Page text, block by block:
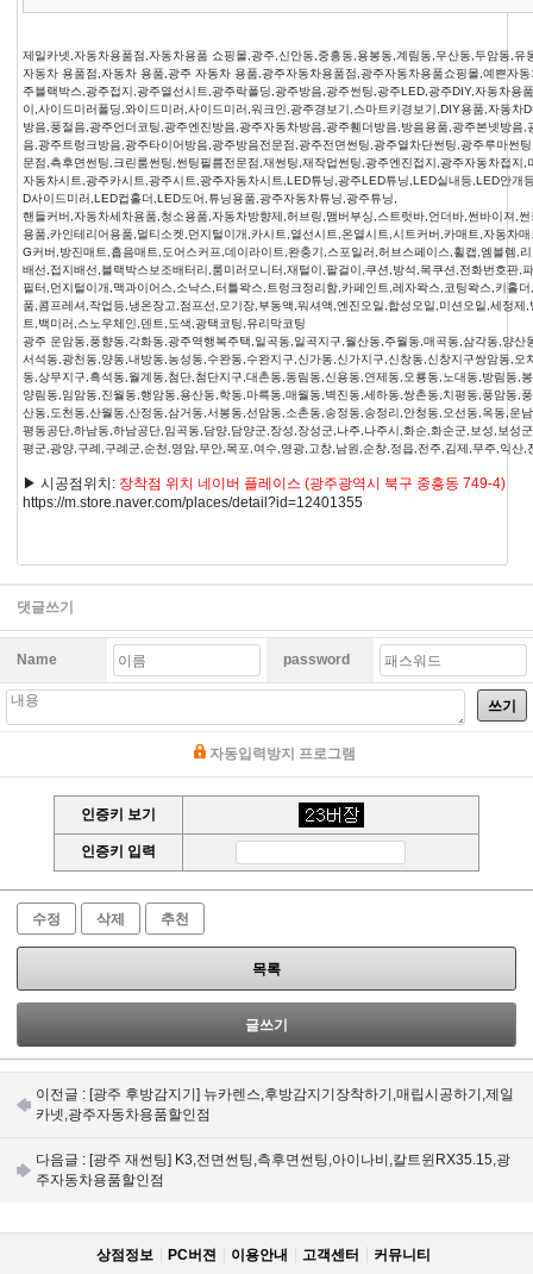
제일카넷,자동차용품점,자동차용품 쇼핑몰,광주,신안동,중흥동,용봉동,계림동,우산동,두암동,유
자동차 용품점,자동차 용품,광주 자동차 용품,광주자동차용품점,광주자동차용품쇼핑몰,예쁜자
주블랙박스,광주접지,광주열선시트,광주락폴딩,광주방음,광주썬팅,광주LED,광주DIY,자동차용
이,사이드미러폴딩,와이드미러,사이드미러,워크인,광주경보기,스마트키경보기,DIY용품,자동차
방음,풍절음,광주언더코팅,광주엔진방음,광주자동차방음,광주휀더방음,방음용품,광주본넷방음,
음,광주트렁크방음,광주타이어방음,광주방음전문점,광주전면썬팅,광주열차단썬팅,광주루마썬
문점,측후면썬팅,크린룸썬팅,썬팅필름전문점,재썬팅,재작업썬팅,광주엔진접지,광주자동차접지,
자동차시트,광주카시트,광주시트,광주자동차시트,LED튜닝,광주LED튜닝,LED실내등,LED안개
D사이드미러,LED컵홀더,LED도어,튜닝용품,광주자동차튜닝,광주튜닝,
핸들커버,자동차세차용품,청소용품,자동차방향제,허브링,맴버부싱,스트럿바,언더바,썬바이져,
용품,카인테리어용품,멀티소켓,먼지털이개,카시트,열선시트,온열시트,시트커버,카매트,자동차
G커버,방진매트,흡음매트,도어스커프,데이라이트,완충기,스포일러,허브스페이스,휠캡,엠블렘,
배선,접지배선,블랙박스보조배터리,룸미러모니터,재털이,팔걸이,쿠션,방석,목쿠션,전화번호판,
필터,먼지털이개,맥과이어스,소낙스,터틀왁스,트렁크정리함,카페인트,레자왁스,코팅왁스,키홀
품,콤프레셔,작업등,냉온장고,점프선,모기장,부동액,워셔액,엔진오일,합성오일,미션오일,세정제
트,백미러,스노우체인,덴트,도색,광택코팅,유리막코팅
광주 운암동,풍향동,각화동,광주역행복주택,일곡동,일곡지구,월산동,주월동,매곡동,삼각동,양산
서석동,광천동,양동,내방동,농성동,수완동,수완지구,신가동,신가지구,신창동,신창지구쌍암동,오
동,상무지구,흑석동,월계동,첨단,첨단지구,대촌동,동림동,신용동,연제동,오룡동,노대동,방림동,
양림동,임암동,진월동,행암동,용산동,학동,마륵동,매월동,벽진동,세하동,쌍촌동,치평동,풍암동,
산동,도천동,산월동,산정동,삼거동,서봉동,선암동,소촌동,송정동,송정리,안청동,오선동,옥동,운
평동공단,하남동,하남공단,임곡동,담양,담양군,장성,장성군,나주,나주시,화순,화순군,보성,보성
평군,광양,구례,구례군,순천,영암,무안,목포,여수,영광,고창,남원,순창,정읍,전주,김제,무주,익산,
▶ 시공점위치: 장착점 위치 네이버 플레이스 (광주광역시 북구 중흥동 749-4)
https://m.store.naver.com/places/detail?id=12401355
댓글쓰기
Name password
쓰기
자동입력방지 프로그램
인증키 보기
인증키 입력
수정 삭제 추천
목록
글쓰기
이전글 : [광주 후방감지기] 뉴카렌스,후방감지기장착하기,매립시공하기,제일
카넷,광주자동차용품할인점
다음글 : [광주 재썬팅] K3,전면썬팅,측후면썬팅,아이나비,칼트윈RX35.15,광
주자동차용품할인점
상점정보 PC버젼 이용안내 고객센터 커뮤니티